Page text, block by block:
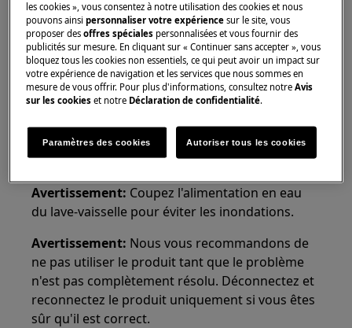
Lave-vaisselle sur pied
Solution
Nous vous recommandons de demander la
visite d'un technicien de service.
Avertissement: Coupez l'alimentation en eau
du lave-vaisselle pour éviter les inondations.
Avertissement: Nous vous recommandons de
ne pas utiliser le produit tant que le problème
n'est pas complètement résolu. Déconnectez et
reconnectez le produit uniquement si vous êtes
sûr qu'il est correct.
les cookies », vous consentez à notre utilisation des cookies et nous
pouvons ainsipersonnaliser votre expériencesur le site, vous
proposer desoffres spéciales personnalisées et vous fournir des
publicités sur mesure. En cliquant sur « Continuer sans accepter », vous
bloquez tous les cookies non essentiels, ce qui peut avoir un impact sur
votre expérience de navigation et les services que nous sommes en
mesure de vous offrir. Pour plus d'informations, consultez notreAvis
sur les cookies et notre Déclaration de confidentialité.
Paramètres des cookies Autoriser tous les cookies